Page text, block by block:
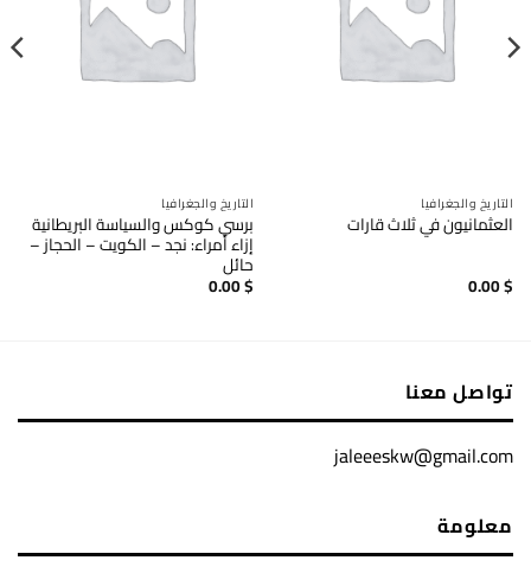
التاريخ والجغرافيا
العثمانيون في ثلاث قارات
0.00$
التاريخ والجغرافيا
برسي كوكس والسياسة البريطانية
إزاء أمراء: نجد – الكويت – الحجاز –
حائل
0.00$
تواصل معنا
jaleeeskw@gmail.com
معلومة